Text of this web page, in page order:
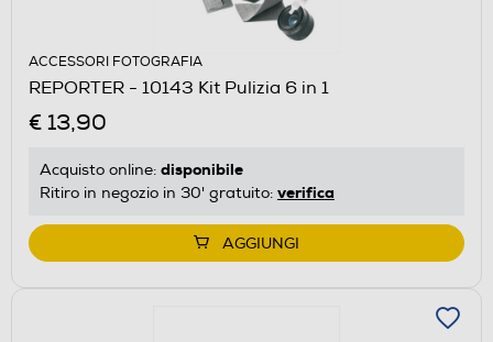
ACCESSORI FOTOGRAFIA
REPORTER - 10143 Kit Pulizia 6 in 1
€ 13,90
Acquisto online: disponibile
Ritiro in negozio in 30' gratuito: verifica
AGGIUNGI